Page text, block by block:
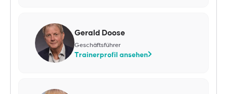
Gerald Doose
Geschäftsführer
Trainerprofil ansehen